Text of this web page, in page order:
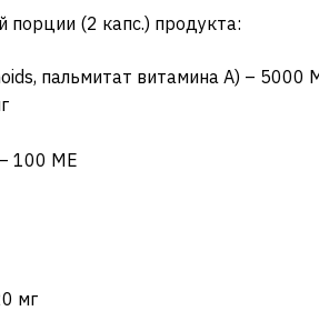
(2 капс.) продукта:
пальмитат витамина А) – 5000
100 МЕ
мг